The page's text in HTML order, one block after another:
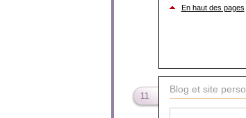
En haut des pages
11
Blog et site perso